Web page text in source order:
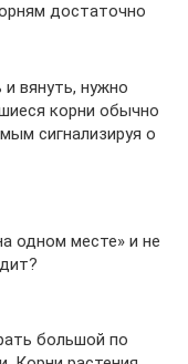
достаточно
и вянуть, нужно
корни обычно
сигнализируя о
одном месте» и не
большой по